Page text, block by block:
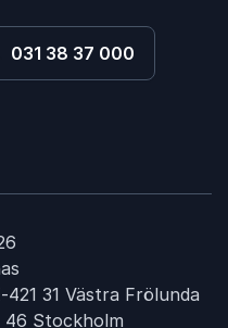
031 38 37 000
31 Västra Frölunda
46 Stockholm